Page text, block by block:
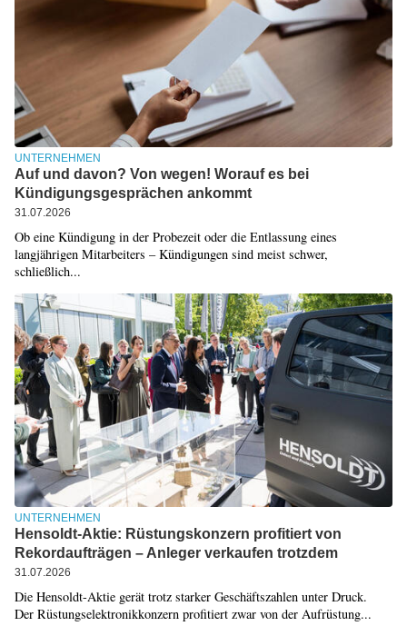
UNTERNEHMEN
Auf und davon? Von wegen! Worauf es bei
Kündigungsgesprächen ankommt
31.07.2026
Ob eine Kündigung in der Probezeit oder die Entlassung eines
langjährigen Mitarbeiters – Kündigungen sind meist schwer,
schließlich...
UNTERNEHMEN
Hensoldt-Aktie: Rüstungskonzern profitiert von
Rekordaufträgen – Anleger verkaufen trotzdem
31.07.2026
Die Hensoldt-Aktie gerät trotz starker Geschäftszahlen unter Druck.
Der Rüstungselektronikkonzern profitiert zwar von der Aufrüstung...